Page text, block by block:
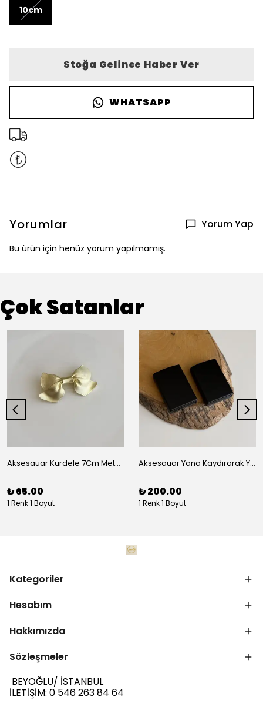
10cm
Stoğa Gelince Haber Ver
WHATSAPP
Yorumlar Yorum Yap
Bu ürün için henüz yorum yapılmamış.
Çok Satanlar
Aksesauar Kurdele 7Cm Metal Pens Toka
₺ 65.00
1 Renk 1 Boyut
Aksesauar Yana Kaydırarak Yanmalı Kum Siyah Çakmak
₺ 200.00
1 Renk 1 Boyut
Kategoriler
Hesabım
Hakkımızda
Sözleşmeler
BEYOĞLU/ İSTANBUL
İLETİŞİM: 0 546 263 84 64